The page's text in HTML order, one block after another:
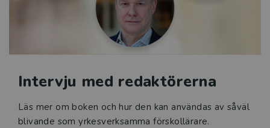
Intervju med redaktörerna
Läs mer om boken och hur den kan användas av såväl
blivande som yrkesverksamma förskollärare.